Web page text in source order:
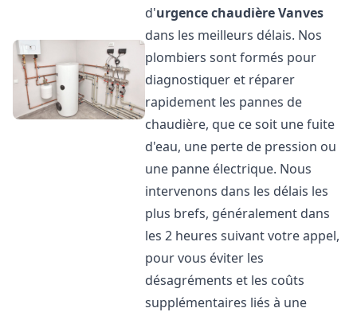
d'urgence chaudièreVanves
dans les meilleurs délais. Nos
plombiers sont formés pour
diagnostiquer et réparer
rapidement les pannes de
chaudière, que ce soit une fuite
d'eau, une perte de pression ou
une panne électrique. Nous
intervenons dans les délais les
plus brefs, généralement dans
les 2 heures suivant votre appel,
pour vous éviter les
désagréments et les coûts
supplémentaires liés à une